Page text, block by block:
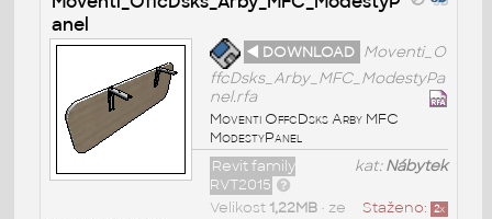
anel
◄ DOWNLOAD Moventi_O
ffcDsks_Arby_MFC_ModestyPa
nel.rfa
Moventi OffcDsks Arby MFC
ModestyPanel
kat:Nábytek
Revit family
RVT2015
Staženo: 2x
Velikost 1,22MB• ze